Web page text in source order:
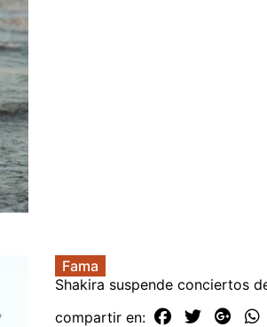
Fama
Shakira suspende conciertos
compartir en: